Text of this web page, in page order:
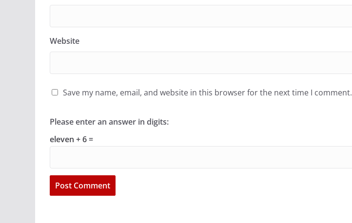
Website
Save my name, email, and website in this browser for the next time I comment.
Please enter an answer in digits:
eleven + 6 =